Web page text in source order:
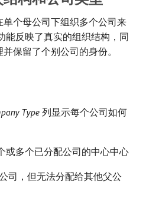
个母公司下组织多个公司来
能反映了真实的组织结构，同
保留了个别公司的身份。
Type ​列显示每个公司如何
或多个已分配公司的中心中心
司，但无法分配给其他父公